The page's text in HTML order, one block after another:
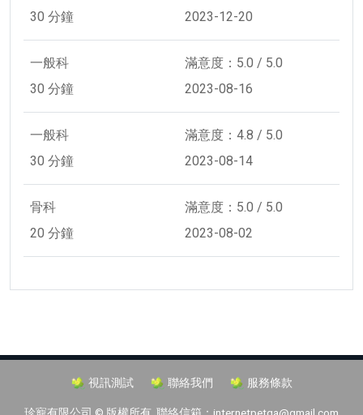
30 分鐘 2023-12-20
一般科
滿意度：5.0 / 5.0
30 分鐘
2023-08-16
一般科
滿意度：4.8 / 5.0
30 分鐘
2023-08-14
骨科
滿意度：5.0 / 5.0
20 分鐘
2023-08-02
視訊測試 聯絡我們 服務條款